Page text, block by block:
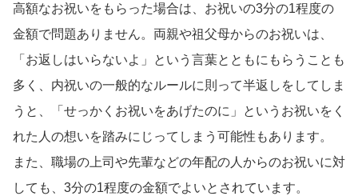
高額なお祝いをもらった場合は、お祝いの3分の1程度の
金額で問題ありません。両親や祖父母からのお祝いは、
「お返しはいらないよ」という言葉とともにもらうことも
多く、内祝いの一般的なルールに則って半返しをしてしま
うと、「せっかくお祝いをあげたのに」というお祝いをく
れた人の想いを踏みにじってしまう可能性もあります。
また、職場の上司や先輩などの年配の人からのお祝いに対
しても、3分の1程度の金額でよいとされています。